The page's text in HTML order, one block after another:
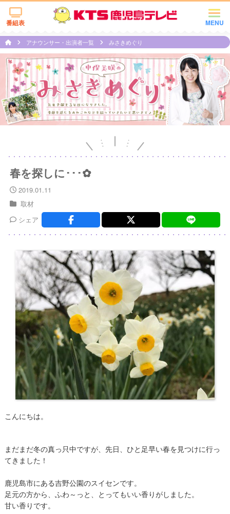
MENU
番組表
アナウンサー・出演者一覧 みさきめぐり
春を探しに･･･✿
2019.01.11
取材
シェア
こんにちは。
まだまだ冬の真っ只中ですが、先日、ひと足早い春を見つけに行っ
てきました！
鹿児島市にある吉野公園のスイセンです。
足元の方から、ふわ～っと、とってもいい香りがしました。
甘い香りです。